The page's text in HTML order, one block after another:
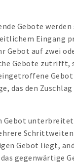
Gebote
Eingang
Gebot auf zwei
Gebote zutrifft,
Gebot
das den
Gebot
Schrittweiten
Gebot liegt,
gegenwärtige